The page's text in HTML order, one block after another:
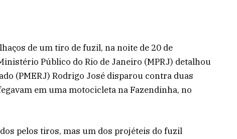
de um tiro de fuzil, na noite de 20 de
Público do Rio de Janeiro (MPRJ) detalhou
(PMERJ) Rodrigo José disparou contra duas
em uma motocicleta na Fazendinha, no
pelos tiros, mas um dos projéteis do fuzil